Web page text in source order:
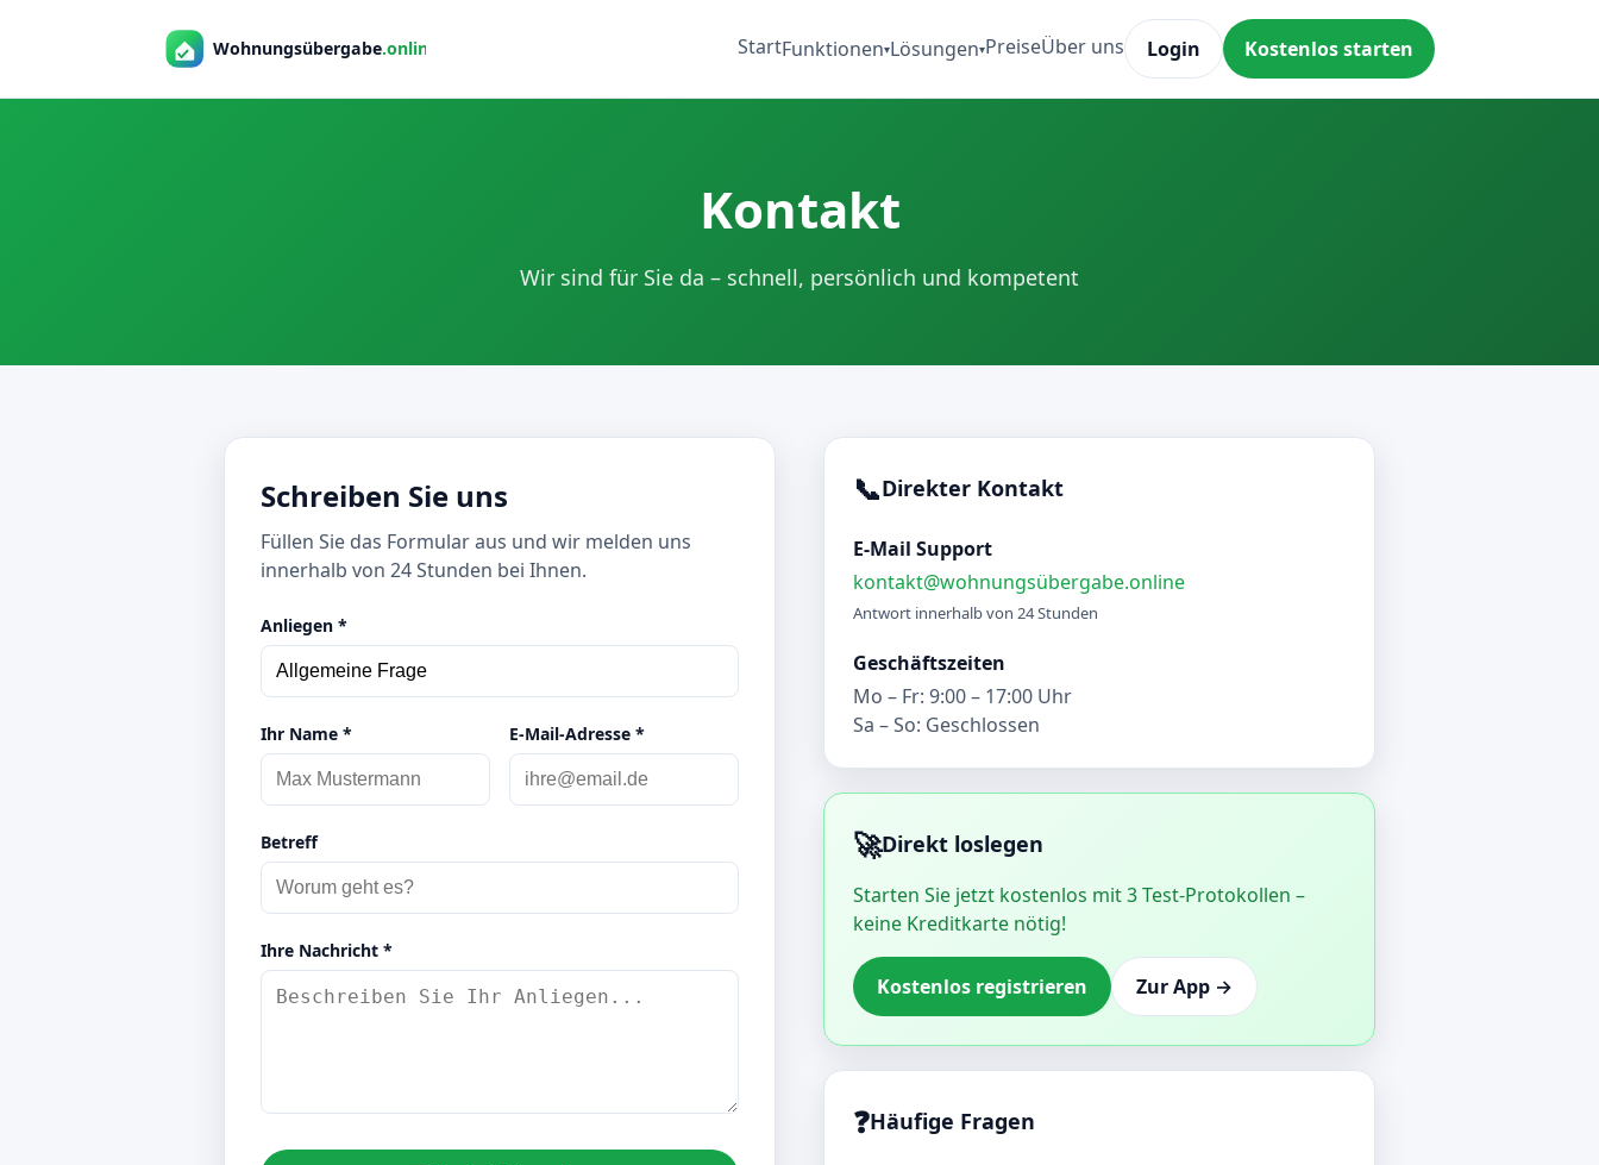
StartFunktionen▾Lösungen▾PreiseÜber uns Login Kostenlos starten
Kontakt
Wir sind für Sie da – schnell, persönlich und kompetent
Schreiben Sie uns
Füllen Sie das Formular aus und wir melden uns
innerhalb von 24 Stunden bei Ihnen.
Anliegen *
Ihr Name * E-Mail-Adresse *
Betreff
Ihre Nachricht *
📞Direkter Kontakt
E-Mail Support
kontakt@wohnungsübergabe.online
Antwort innerhalb von 24 Stunden
Geschäftszeiten
Mo – Fr: 9:00 – 17:00 Uhr
Sa – So: Geschlossen
🚀Direkt loslegen
Starten Sie jetzt kostenlos mit 3 Test-Protokollen –
keine Kreditkarte nötig!
Kostenlos registrieren Zur App →
❓Häufige Fragen